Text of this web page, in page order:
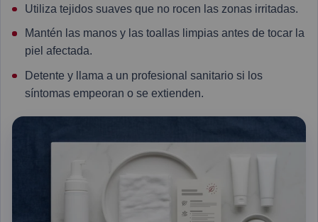
Utiliza tejidos suaves que no rocen las zonas irritadas.
Mantén las manos y las toallas limpias antes de tocar la
piel afectada.
Detente y llama a un profesional sanitario si los
síntomas empeoran o se extienden.